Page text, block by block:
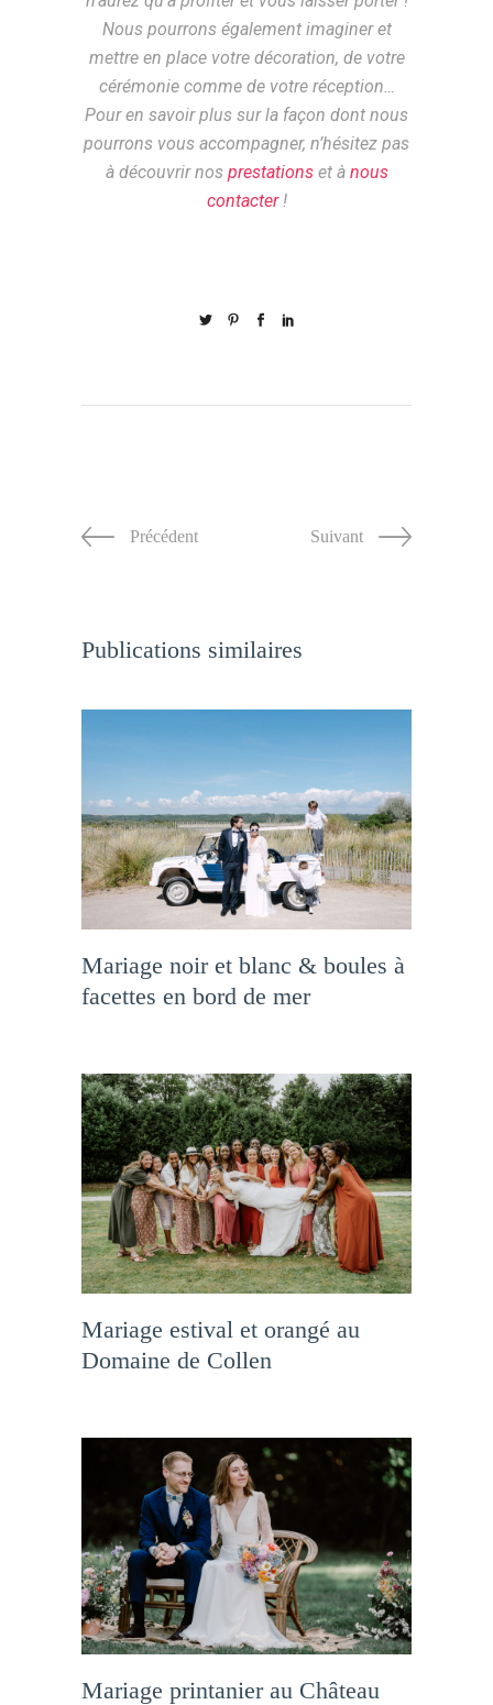
Nous pourrons également imaginer et
mettre en place votre décoration, de votre
cérémonie comme de votre réception…
Pour en savoir plus sur la façon dont nous
pourrons vous accompagner, n’hésitez pas
à découvrir nos prestationset à nous
contacter!
Précédent Suivant
Publications similaires
Mariage noir et blanc & boules à
facettes en bord de mer
Mariage estival et orangé au
Domaine de Collen
Mariage printanier au Château